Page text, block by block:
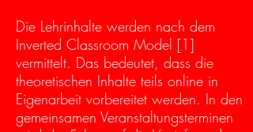
Die Lehrinhalte werden nach dem
Inverted Classroom Model [1]
vermittelt. Das bedeutet, dass die
theoretischen Inhalte teils online in
Eigenarbeit vorbereitet werden. In den
gemeinsamen Veranstaltungsterminen